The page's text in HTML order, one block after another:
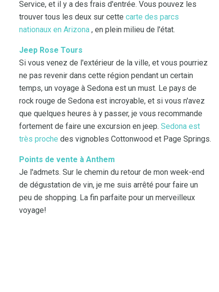
Service, et il y a des frais d'entrée. Vous pouvez les
trouver tous les deux sur cette carte des parcs
nationaux en Arizona , en plein milieu de l'état.
Jeep Rose Tours
Si vous venez de l'extérieur de la ville, et vous pourriez
ne pas revenir dans cette région pendant un certain
temps, un voyage à Sedona est un must. Le pays de
rock rouge de Sedona est incroyable, et si vous n'avez
que quelques heures à y passer, je vous recommande
fortement de faire une excursion en jeep. Sedona est
très proche des vignobles Cottonwood et Page Springs.
Points de vente à Anthem
Je l'admets. Sur le chemin du retour de mon week-end
de dégustation de vin, je me suis arrêté pour faire un
peu de shopping. La fin parfaite pour un merveilleux
voyage!